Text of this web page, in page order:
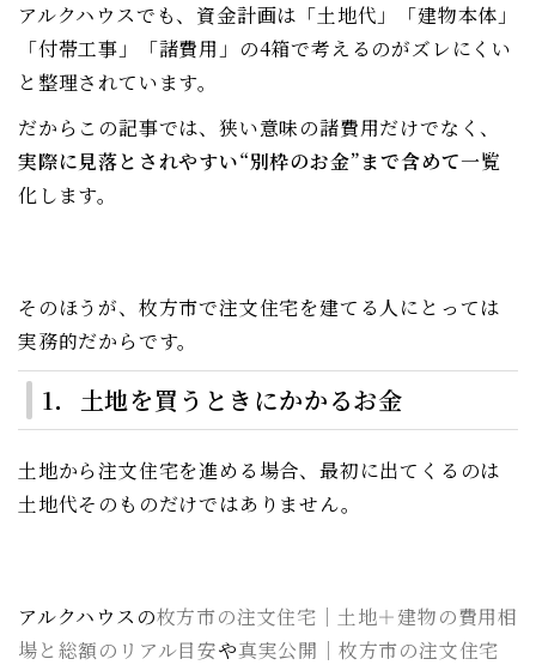
アルクハウスでも、資金計画は「土地代」「建物本体」
「付帯工事」「諸費用」の4箱で考えるのがズレにくい
と整理されています。
だからこの記事では、狭い意味の諸費用だけでなく、
実際に見落とされやすい“別枠のお金”まで含めて一覧
化します。
そのほうが、枚方市で注文住宅を建てる人にとっては
実務的だからです。
1．土地を買うときにかかるお金
土地から注文住宅を進める場合、最初に出てくるのは
土地代そのものだけではありません。
アルクハウスの枚方市の注文住宅｜土地＋建物の費用相
場と総額のリアル目安や真実公開｜枚方市の注文住宅